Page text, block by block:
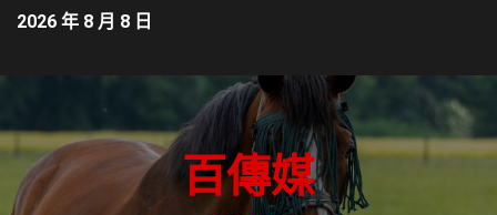
2026 年 8 月 8 日
百傳媒